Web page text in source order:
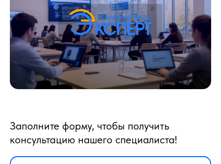
Заполните форму, чтобы получить
консультацию нашего специалиста!